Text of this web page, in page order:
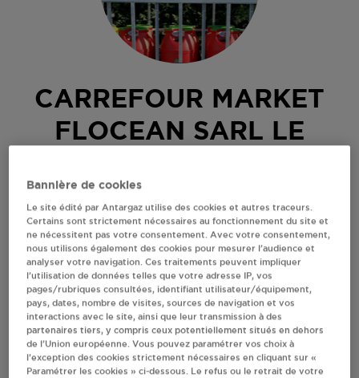
CARREFOUR MARKET
FLOCEAN SARL LE
THIERACHE
RUE VERRIERS
02170LE NOUVION EN THIERACHE
Revendeur de bouteilles de gaz
S'Y RENDRE
AFFICHER LE TÉLÉPHONE
Bannière de cookies
Le site édité par Antargaz utilise des cookies et autres traceurs.
Certains sont strictement nécessaires au fonctionnement du site et
ne nécessitent pas votre consentement. Avec votre consentement,
nous utilisons également des cookies pour mesurer l’audience et
analyser votre navigation. Ces traitements peuvent impliquer
l’utilisation de données telles que votre adresse IP, vos
pages/rubriques consultées, identifiant utilisateur/équipement,
pays, dates, nombre de visites, sources de navigation et vos
interactions avec le site, ainsi que leur transmission à des
partenaires tiers, y compris ceux potentiellement situés en dehors
de l’Union européenne. Vous pouvez paramétrer vos choix à
l’exception des cookies strictement nécessaires en cliquant sur «
Paramétrer les cookies » ci-dessous. Le refus ou le retrait de votre